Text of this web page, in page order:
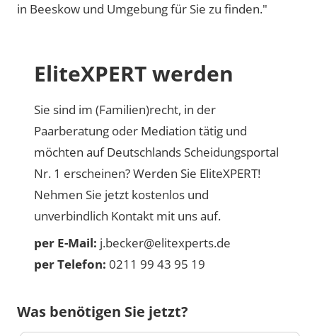
in Beeskow und Umgebung für Sie zu finden."
EliteXPERT werden
Sie sind im (Familien)recht, in der
Paarberatung oder Mediation tätig und
möchten auf Deutschlands Scheidungsportal
Nr. 1 erscheinen? Werden Sie EliteXPERT!
Nehmen Sie jetzt kostenlos und
unverbindlich Kontakt mit uns auf.
per E-Mail: j.becker@elitexperts.de
per Telefon: 0211 99 43 95 19
Was benötigen Sie jetzt?